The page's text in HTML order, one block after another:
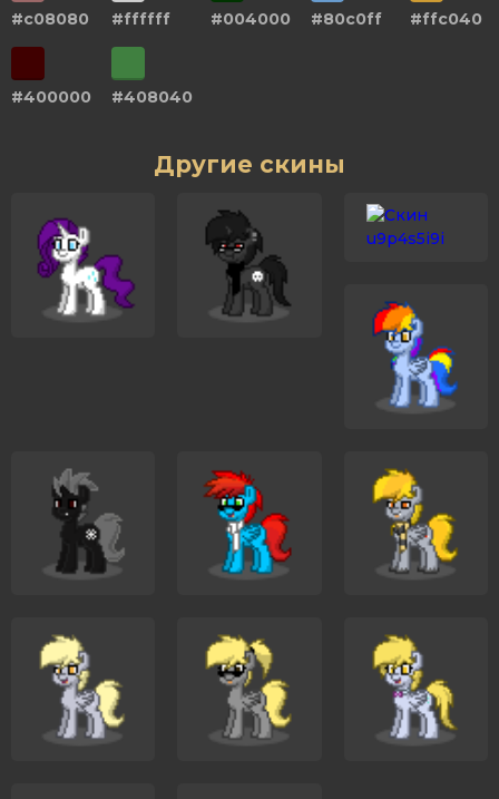
#c08080 #ffffff #004000 #80c0ff #ffc040
#400000 #408040
Другие скины